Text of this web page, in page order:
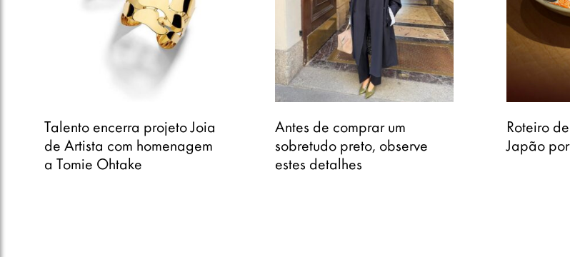
Talento encerra projeto Joia
de Artista com homenagem
a Tomie Ohtake
Antes de comprar um
sobretudo preto, observe
estes detalhes
Roteiro
Japão